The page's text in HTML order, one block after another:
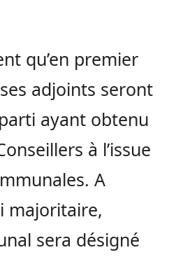
qu’en premier
adjoints seront
ayant obtenu
à l’issue
A
majoritaire,
sera désigné